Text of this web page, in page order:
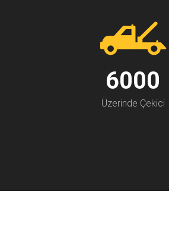
7000
Üzerinde Çekici